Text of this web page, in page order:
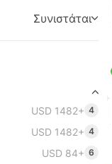
Συνιστάται
USD 1482+ 4
USD 1482+ 4
USD 84+ 6